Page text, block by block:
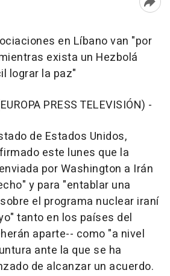
en Líbano van "por
exista un Hezbolá
lograr la paz"
PRESS TELEVISIÓN) -
de Estados Unidos,
este lunes que la
por Washington a Irán
y para "entablar una
el programa nuclear iraní
tanto en los países del
aparte-- como "a nivel
ante la que se ha
de alcanzar un acuerdo.